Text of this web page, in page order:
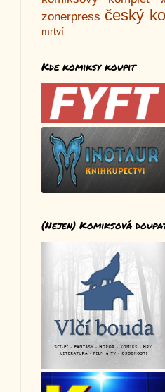
zonerpress český
mrtví
Kde komiksy koupit
(Nejen) Komiksová